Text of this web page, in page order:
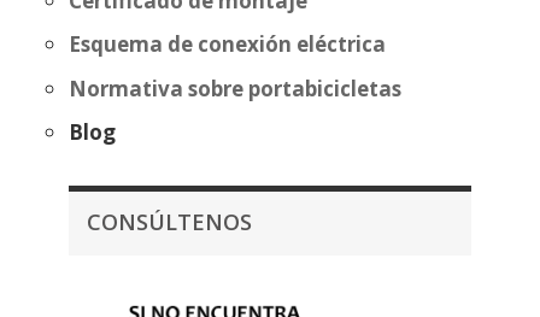
Esquema de conexión eléctrica
Normativa sobre portabicicletas
Blog
CONSÚLTENOS